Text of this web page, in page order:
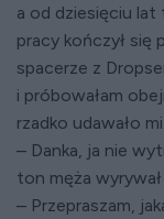
a od dziesięciu
pracy kończył się
spacerze z
i próbowałam
rzadko udawało
– Danka, ja nie
ton męża
– Przepraszam,